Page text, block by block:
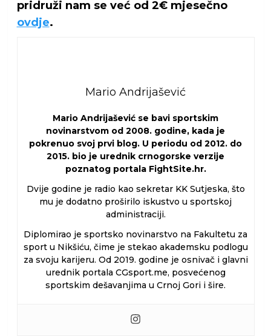
pridruži nam se već od 2€ mjesečno
ovdje.
Mario Andrijašević
Mario Andrijašević se bavi sportskim
novinarstvom od 2008. godine, kada je
pokrenuo svoj prvi blog. U periodu od 2012. do
2015. bio je urednik crnogorske verzije
poznatog portala FightSite.hr.
Dvije godine je radio kao sekretar KK Sutjeska, što
mu je dodatno proširilo iskustvo u sportskoj
administraciji.
Diplomirao je sportsko novinarstvo na Fakultetu za
sport u Nikšiću, čime je stekao akademsku podlogu
za svoju karijeru. Od 2019. godine je osnivač i glavni
urednik portala CGsport.me, posvećenog
sportskim dešavanjima u Crnoj Gori i šire.